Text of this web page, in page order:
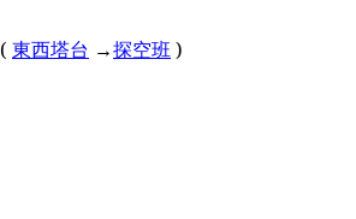
( 東西塔台 →探空班)